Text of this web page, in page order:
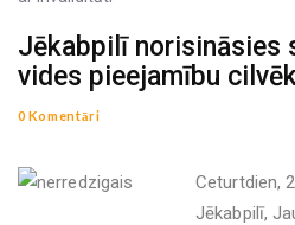
Jēkabpilī norisināsies
vides pieejamību
0 Komentāri
Ceturtdien,
Jēkabpilī,